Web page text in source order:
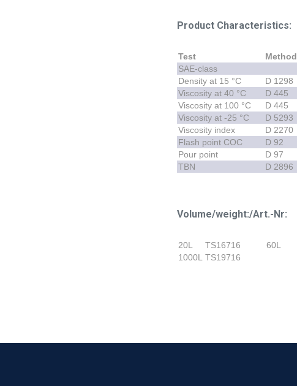
Product Characteristics:
Test Method
SAE-class
Density at 15 °C
D 1298
Viscosity at 40 °C
D 445
Viscosity at 100 °C
D 445
Viscosity at -25 °C
D 5293
Viscosity index
D 2270
Flash point COC
D 92
Pour point
D 97
TBN
D 2896
Volume/weight:/Art.-Nr:
20L TS16716 60L
1000L TS19716